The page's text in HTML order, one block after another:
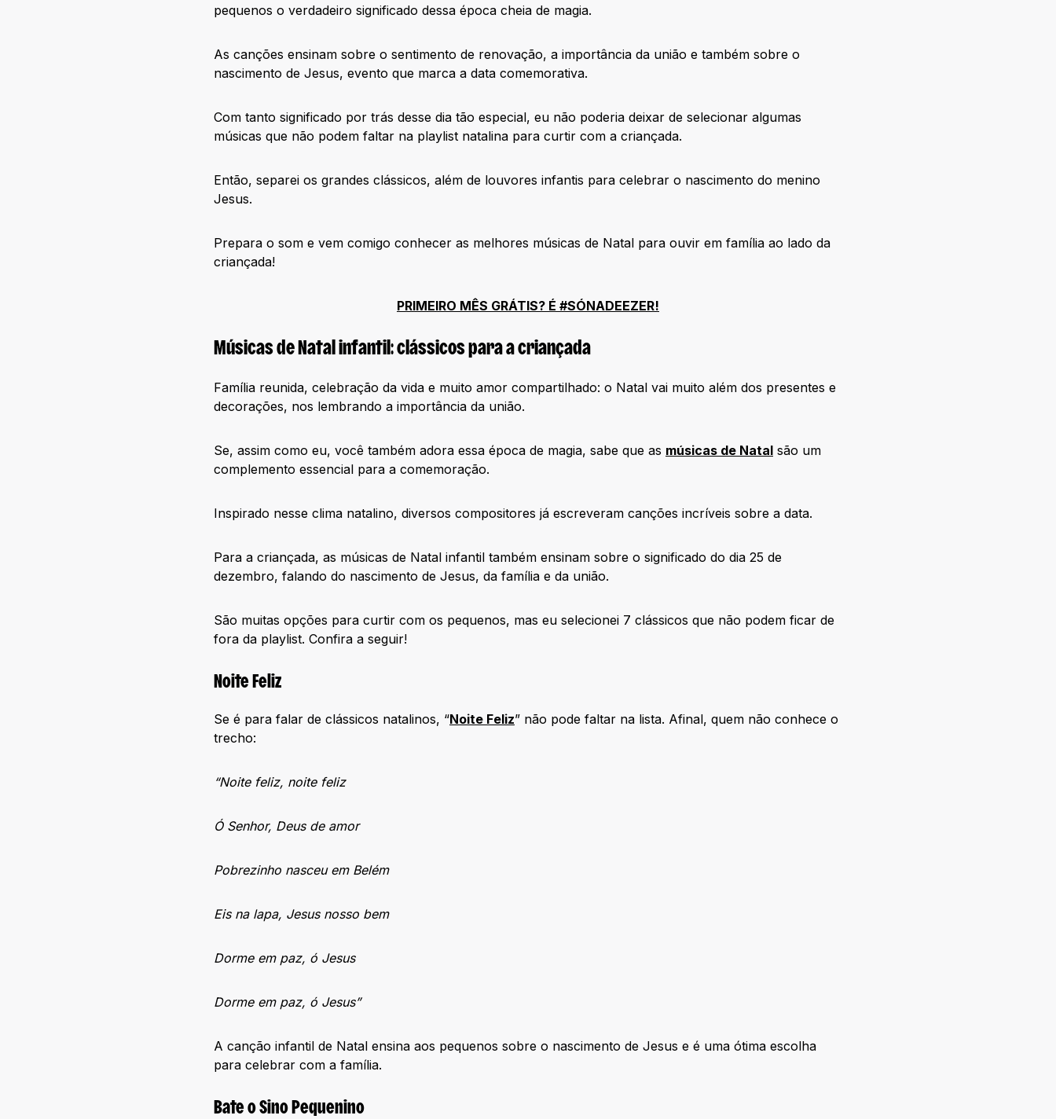
pequenos o verdadeiro significado dessa época cheia de magia.
As canções ensinam sobre o sentimento de renovação, a importância da união e também sobre o
nascimento de Jesus, evento que marca a data comemorativa.
Com tanto significado por trás desse dia tão especial, eu não poderia deixar de selecionar algumas
músicas que não podem faltar na playlist natalina para curtir com a criançada.
Então, separei os grandes clássicos, além de louvores infantis para celebrar o nascimento do menino
Jesus.
Prepara o som e vem comigo conhecer as melhores músicas de Natal para ouvir em família ao lado da
criançada!
PRIMEIRO MÊS GRÁTIS? É #SÓNADEEZER!
Músicas de Natal infantil: clássicos para a criançada
Família reunida, celebração da vida e muito amor compartilhado: o Natal vai muito além dos presentes e
decorações, nos lembrando a importância da união.
Se, assim como eu, você também adora essa época de magia, sabe que as músicas de Natal são um
complemento essencial para a comemoração.
Inspirado nesse clima natalino, diversos compositores já escreveram canções incríveis sobre a data.
Para a criançada, as músicas de Natal infantil também ensinam sobre o significado do dia 25 de
dezembro, falando do nascimento de Jesus, da família e da união.
São muitas opções para curtir com os pequenos, mas eu selecionei 7 clássicos que não podem ficar de
fora da playlist. Confira a seguir!
Noite Feliz
Se é para falar de clássicos natalinos, “Noite Feliz” não pode faltar na lista. Afinal, quem não conhece o
trecho:
“Noite feliz, noite feliz
Ó Senhor, Deus de amor
Pobrezinho nasceu em Belém
Eis na lapa, Jesus nosso bem
Dorme em paz, ó Jesus
Dorme em paz, ó Jesus”
A canção infantil de Natal ensina aos pequenos sobre o nascimento de Jesus e é uma ótima escolha
para celebrar com a família.
Bate o Sino Pequenino